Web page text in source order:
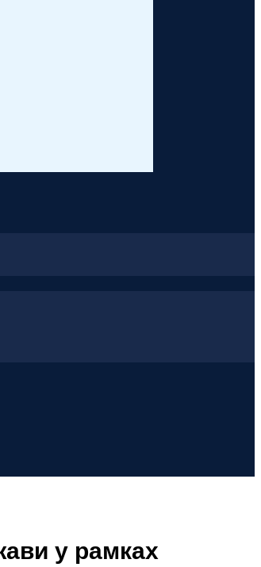
у рамках